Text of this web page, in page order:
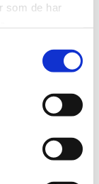
som de har